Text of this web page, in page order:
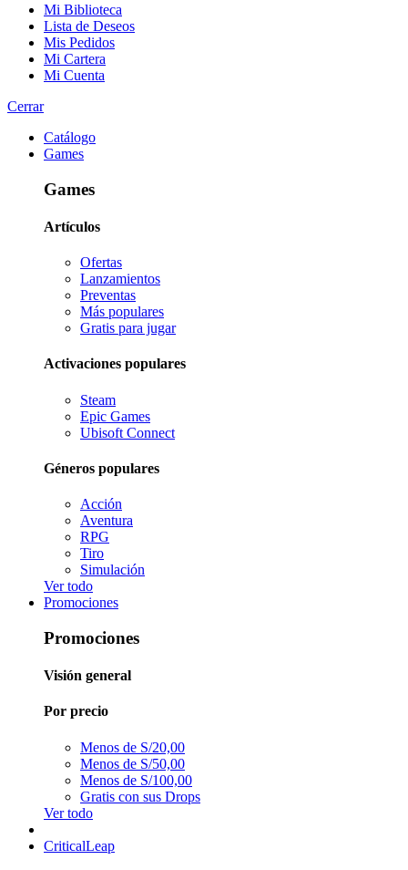
Mi Biblioteca
Lista de Deseos
Mis Pedidos
Mi Cartera
Mi Cuenta
Cerrar
Catálogo
Games
Games
Artículos
Ofertas
Lanzamientos
Preventas
Más populares
Gratis para jugar
Activaciones populares
Steam
Epic Games
Ubisoft Connect
Géneros populares
Acción
Aventura
RPG
Tiro
Simulación
Ver todo
Promociones
Promociones
Visión general
Por precio
Menos de S/20,00
Menos de S/50,00
Menos de S/100,00
Gratis con sus Drops
Ver todo
CriticalLeap